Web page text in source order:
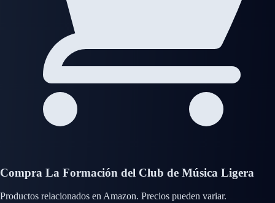
Compra La Formación del Club de Música Ligera
Productos relacionados en Amazon. Precios pueden variar.